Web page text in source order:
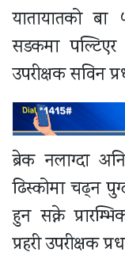
यातायातको
सडकमा पल्टिएर
उपरीक्षक सविन
ब्रेक नलाग्दा
ढिस्कोमा चढ्न
हुन सक्ने
प्रहरी उपरीक्षक